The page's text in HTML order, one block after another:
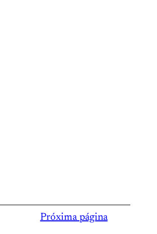
Próxima página